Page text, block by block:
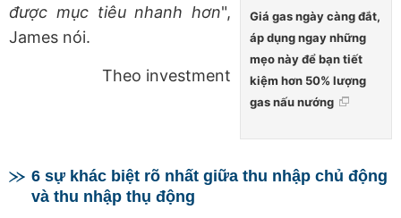
Giá gas ngày càng đắt,
áp dụng ngay những
mẹo này để bạn tiết
kiệm hơn 50% lượng
gas nấu nướng
được mục tiêu nhanh hơn",
James nói.
Theo investment
6 sự khác biệt rõ nhất giữa thu nhập chủ động
và thu nhập thụ động